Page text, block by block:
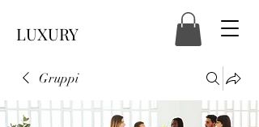
LUXURY
Gruppi